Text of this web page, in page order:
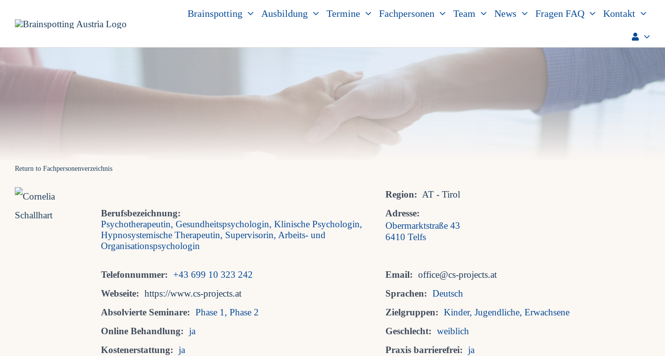
content
Brainspotting Ausbildung Termine Fachpersonen Team News Fragen FAQ Kontakt
Return to Fachpersonenverzeichnis
Region: AT - Tirol
Berufsbezeichnung:
Psychotherapeutin, Gesundheitspsychologin, Klinische Psychologin,
Hypnosystemische Therapeutin, Supervisorin, Arbeits- und
Organisationspsychologin
Adresse:
Obermarktstraße 43
6410 Telfs
Telefonnummer: +43 699 10 323 242 Email: office@cs-projects.at
Webseite: https://www.cs-projects.at Sprachen: Deutsch
Absolvierte Seminare: Phase 1, Phase 2 Zielgruppen: Kinder, Jugendliche, Erwachsene
Online Behandlung: ja Geschlecht: weiblich
Kostenerstattung: ja Praxis barrierefrei: ja